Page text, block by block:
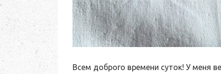
Всем доброго времени суток! У меня